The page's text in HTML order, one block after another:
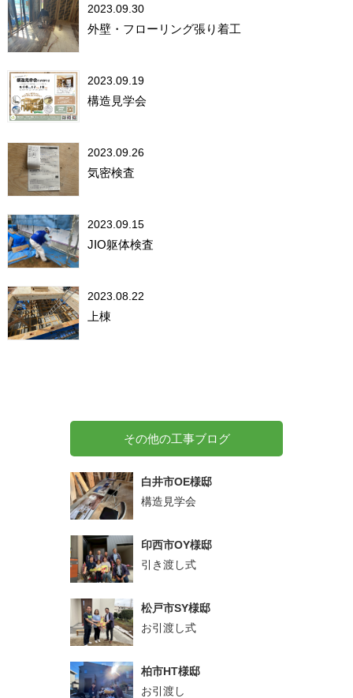
2023.09.30
外壁・フローリング張り着工
2023.09.19
構造見学会
2023.09.26
気密検査
2023.09.15
JIO躯体検査
2023.08.22
上棟
その他の工事ブログ
白井市OE様邸
構造見学会
印西市OY様邸
引き渡し式
松戸市SY様邸
お引渡し式
柏市HT様邸
お引渡し